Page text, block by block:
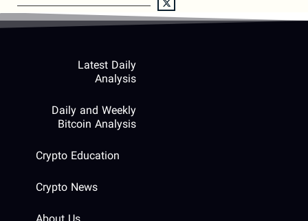
Latest Daily
Analysis
Daily and Weekly
Bitcoin Analysis
Crypto Education
Crypto News